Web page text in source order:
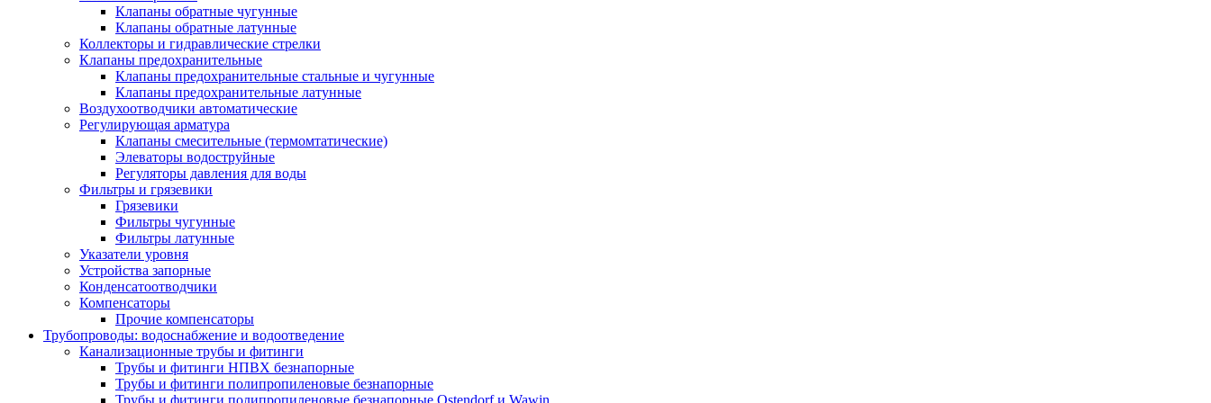
Клапаны обратные чугунные
Клапаны обратные латунные
Коллекторы и гидравлические стрелки
Клапаны предохранительные
Клапаны предохранительные стальные и чугунные
Клапаны предохранительные латунные
Воздухоотводчики автоматические
Регулирующая арматура
Клапаны смесительные (термомтатические)
Элеваторы водоструйные
Регуляторы давления для воды
Фильтры и грязевики
Грязевики
Фильтры чугунные
Фильтры латунные
Указатели уровня
Устройства запорные
Конденсатоотводчики
Компенсаторы
Прочие компенсаторы
Трубопроводы: водоснабжение и водоотведение
Канализационные трубы и фитинги
Трубы и фитинги НПВХ безнапорные
Трубы и фитинги полипропиленовые безнапорные
Трубы и фитинги полипропиленовые безнапорные Ostendorf и Wawin